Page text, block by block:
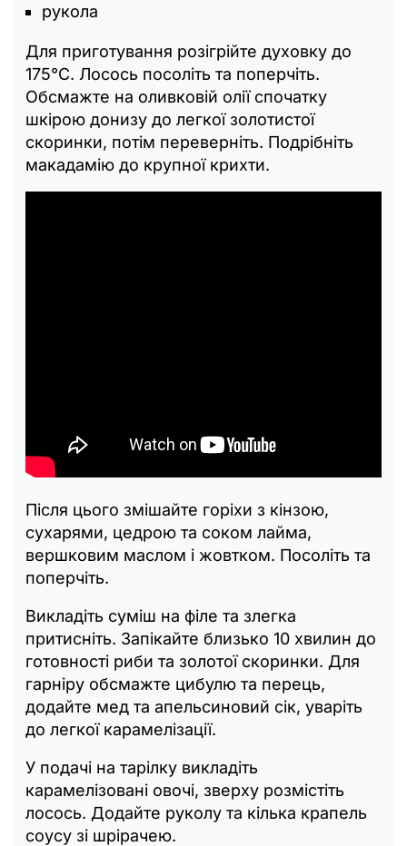
рукола
Для приготування розігрійте духовку до
175°C. Лосось посоліть та поперчіть.
Обсмажте на оливковій олії спочатку
шкірою донизу до легкої золотистої
скоринки, потім переверніть. Подрібніть
макадамію до крупної крихти.
Після цього змішайте горіхи з кінзою,
сухарями, цедрою та соком лайма,
вершковим маслом і жовтком. Посоліть та
поперчіть.
Викладіть суміш на філе та злегка
притисніть. Запікайте близько 10 хвилин до
готовності риби та золотої скоринки. Для
гарніру обсмажте цибулю та перець,
додайте мед та апельсиновий сік, уваріть
до легкої карамелізації.
У подачі на тарілку викладіть
карамелізовані овочі, зверху розмістіть
лосось. Додайте руколу та кілька крапель
соусу зі шрірачею.